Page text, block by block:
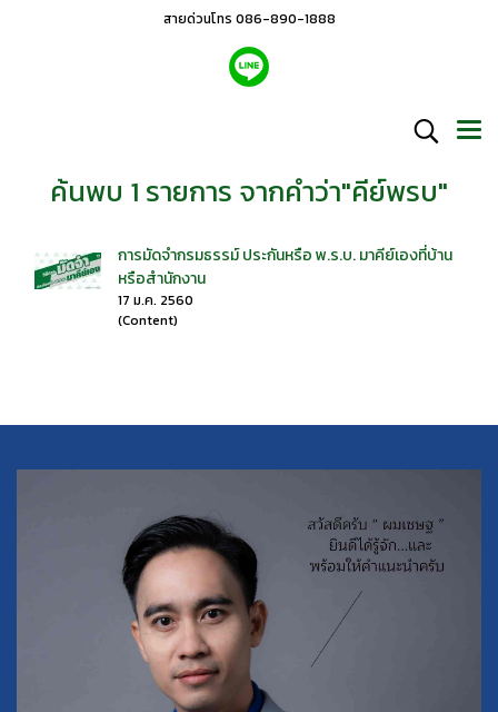
สายด่วนโทร 086-890-1888
ค้นพบ 1 รายการ จากคำว่า"คีย์พรบ"
การมัดจำกรมธรรม์ ประกันหรือ พ.ร.บ. มาคีย์เองที่บ้าน
หรือสำนักงาน
17 ม.ค. 2560
(Content)